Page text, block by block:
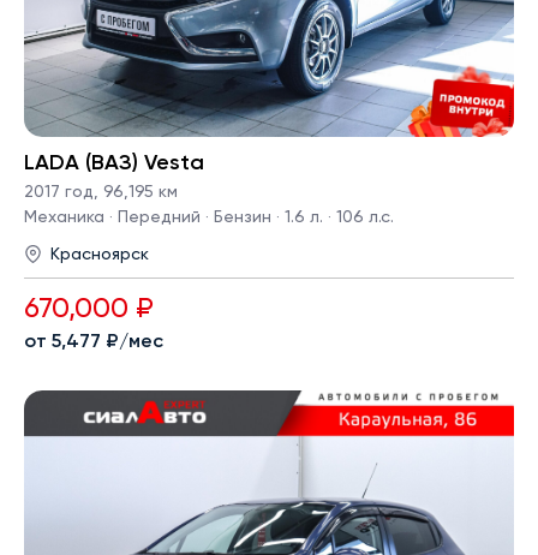
LADA (ВАЗ) Vesta
2017 год, 96,195 км
Механика · Передний · Бензин · 1.6 л. · 106 л.с.
Красноярск
670,000 ₽
от 5,477 ₽/мес